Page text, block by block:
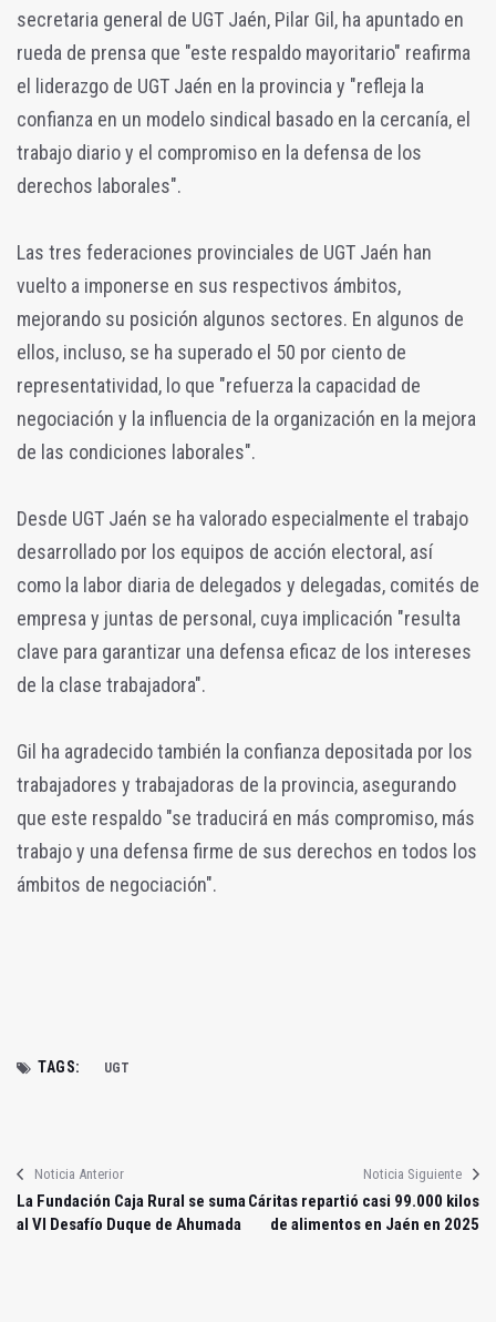
secretaria general de UGT Jaén, Pilar Gil, ha apuntado en
rueda de prensa que "este respaldo mayoritario" reafirma
el liderazgo de UGT Jaén en la provincia y "refleja la
confianza en un modelo sindical basado en la cercanía, el
trabajo diario y el compromiso en la defensa de los
derechos laborales".
Las tres federaciones provinciales de UGT Jaén han
vuelto a imponerse en sus respectivos ámbitos,
mejorando su posición algunos sectores. En algunos de
ellos, incluso, se ha superado el 50 por ciento de
representatividad, lo que "refuerza la capacidad de
negociación y la influencia de la organización en la mejora
de las condiciones laborales".
Desde UGT Jaén se ha valorado especialmente el trabajo
desarrollado por los equipos de acción electoral, así
como la labor diaria de delegados y delegadas, comités de
empresa y juntas de personal, cuya implicación "resulta
clave para garantizar una defensa eficaz de los intereses
de la clase trabajadora".
Gil ha agradecido también la confianza depositada por los
trabajadores y trabajadoras de la provincia, asegurando
que este respaldo "se traducirá en más compromiso, más
trabajo y una defensa firme de sus derechos en todos los
ámbitos de negociación".
TAGS: UGT
Noticia Anterior
La Fundación Caja Rural se suma
al VI Desafío Duque de Ahumada
Noticia Siguiente
Cáritas repartió casi 99.000 kilos
de alimentos en Jaén en 2025